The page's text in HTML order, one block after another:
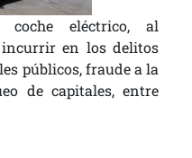
eléctrico, al
en los delitos
públicos, fraude a la
de capitales, entre